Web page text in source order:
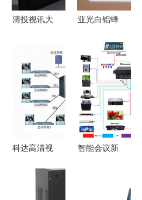
清投视讯大
岗矿区视讯
会议系统升
级
亚光白铝蜂
白板衬板优
选之材，助
推视讯会议
新体验
科达高清视
智能会议新